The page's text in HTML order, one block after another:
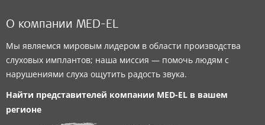
О компании MED-EL
Мы являемся мировым лидером в области производства
слуховых имплантов; наша миссия — помочь людям с
нарушениями слуха ощутить радость звука.
Найти представителей компании MED-EL в вашем
регионе